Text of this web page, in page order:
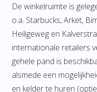
De winkelruimte is
o.a. Starbucks, Arket,
Heiligeweg en
internationale retailers
gehele pand is
alsmede een
en kelder te huren